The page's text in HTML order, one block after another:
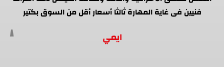
فنيين فى غاية المهارة ثالثا أسعار أقل من السوق بكتير
ايمي